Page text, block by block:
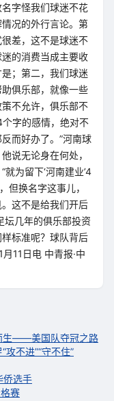
字怪我们球迷不花
况的外行言论。第
差，这不是球迷不
的消费当成主要收
；第二，我们球迷
俱乐部，就像一些
不允许，俱乐部不
个字的感情，绝对不
而好办了。”河南球
说无论身在何处，
为留下‘河南建业’4
但换名字这事儿，
这不是给我们开后
坛几年的俱乐部投资
标准呢？球队背后
11日电 中青报·中
生——美国队夺冠之路
攻不进”“守不住”
侨选手
赛